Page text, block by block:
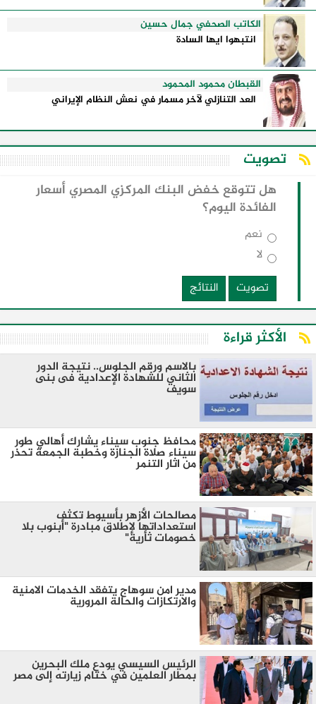
الكاتب الصحفي جمال حسين
انتبهوا ايها السادة
القبطان محمود المحمود
العد التنازلي لآخر مسمار في نعش النظام الإيراني
تصويت
هل تتوقع خفض البنك المركزي المصري أسعار
الفائدة اليوم؟
نعم
لا
تصويت
النتائج
الأكثر قراءة
بالاسم ورقم الجلوس.. نتيجة الدور
الثاني للشهادة الإعدادية فى بنى
سويف
محافظ جنوب سيناء يشارك أهالي طور
سيناء صلاة الجنازة وخطبة الجمعة تحذر
من اثار التنمر
مصالحات الأزهر بأسيوط تكثف
استعداداتها لإطلاق مبادرة "أبنوب بلا
خصومات ثأرية"
مدير امن سوهاج يتفقد الخدمات الامنية
والارتكازات والحالة المرورية
الرئيس السيسي يودع ملك البحرين
بمطار العلمين في ختام زيارته إلى مصر